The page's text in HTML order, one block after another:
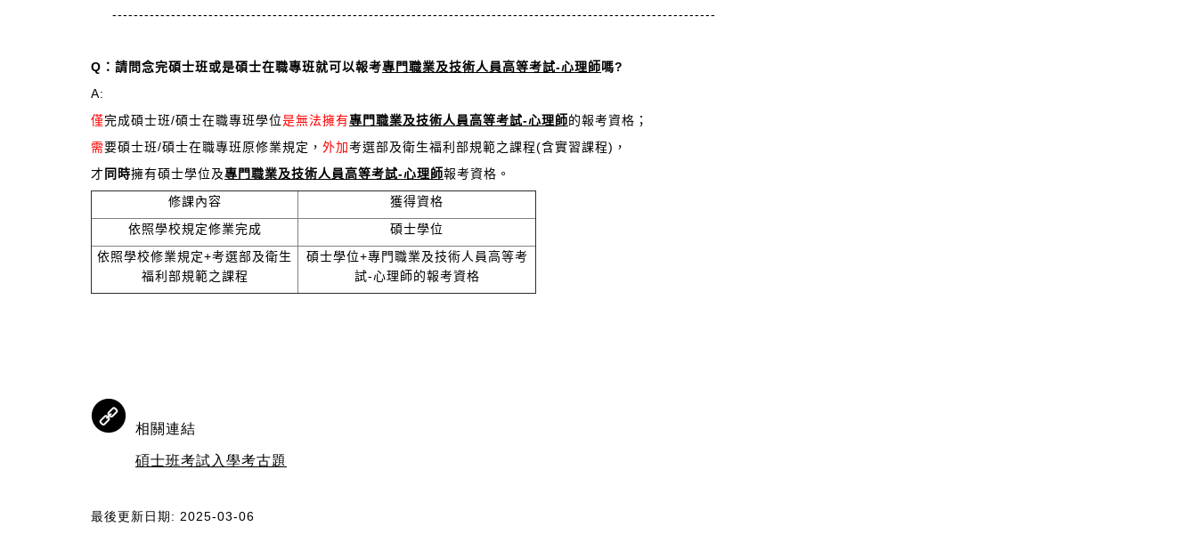
-----------------------------------------------------------------------------------------------------------------
Q ：請問念完碩士班或是碩士在職專班就可以報考專門職業及技術人員高等考試-心理師嗎?
A:
僅完成碩士班/碩士在職專班學位是無法擁有專門職業及技術人員高等考試-心理師的報考資格；
需要碩士班/碩士在職專班原修業規定， 外加考選部及衛生福利部規範之課程(含實習課程)，
才同時擁有碩士學位及專門職業及技術人員高等考試-心理師報考資格。
修課內容
獲得資格
依照學校規定修業完成
碩士學位
依照學校修業規定+考選部及衛生
福利部規範之課程
碩士學位+專門職業及技術人員高等考
試-心理師的報考資格
相關連結
碩士班考試入學考古題
最後更新日期: 2025-03-06